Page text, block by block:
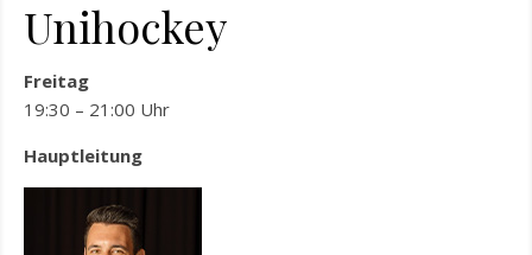
Unihockey
Freitag
19:30 – 21:00 Uhr
Hauptleitung